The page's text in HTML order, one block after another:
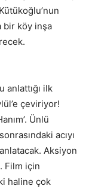
bir köy inşa
anlattığı ilk
çeviriyor!
Ünlü
acıyı
Aksiyon
Film için
haline çok